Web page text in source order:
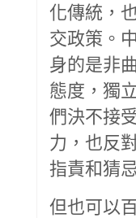
化傳統，
交政策。
身的是非
態度，獨
們決不接
力，也反
指責和猜
但也可以